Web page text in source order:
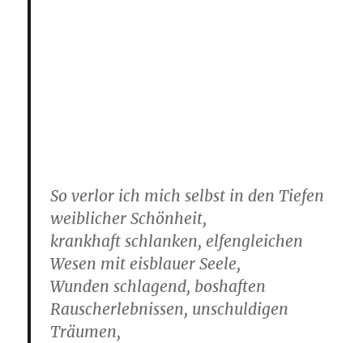
So verlor ich mich selbst in den Tiefen
weiblicher Schönheit,
krankhaft schlanken, elfengleichen
Wesen mit eisblauer Seele,
Wunden schlagend, boshaften
Rauscherlebnissen, unschuldigen
Träumen,